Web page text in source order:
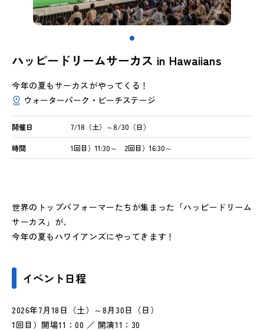
ハッピードリームサーカス in Hawaiians
今年の夏もサーカスがやってくる！
ウォーターパーク・ビーチステージ
開催日 7/18（土）～8/30（日）
時間 1回目）11:30～ 2回目）16:30～
世界のトップパフォーマーたちが集まった「ハッピードリーム
サーカス」が、
今年の夏もハワイアンズにやってきます！
イベント日程
2026年7月18日（土）～8月30日（日）
1回目）開場11 ：00 ／ 開演11 ：30